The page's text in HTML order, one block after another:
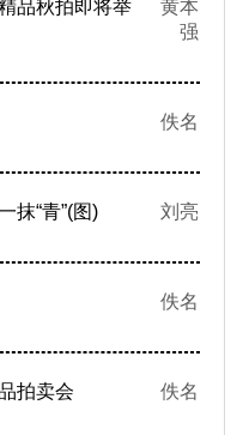
品秋拍即将举
黄本
强
佚名
抹“青”(图) 刘亮
佚名
拍卖会 佚名